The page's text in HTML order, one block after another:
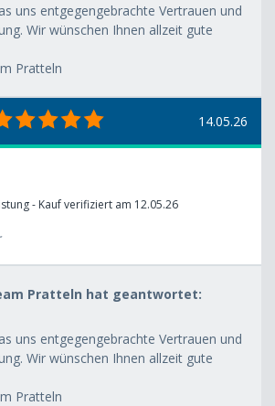
uns entgegengebrachte Vertrauen und
Wir wünschen Ihnen allzeit gute
Pratteln
14.05.26
- Kauf verifiziert am 12.05.26
Pratteln hat geantwortet:
uns entgegengebrachte Vertrauen und
Wir wünschen Ihnen allzeit gute
Pratteln